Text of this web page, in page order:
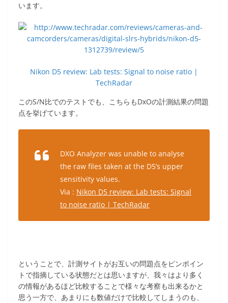
います。
Nikon D5 review: Lab tests: Signal to noise ratio |
TechRadar
このS/N比でのテストでも、こちらもDxOの計測結果の問題
点を挙げています。
DXO Analyzer was unable to analyse
the raw files taken at the D5’s upper
sensitivity values.
Via : Nikon D5 review: Lab tests: Signal
to noise ratio | TechRadar
ということで、計測サイトがお互いの問題点をピンポイン
トで指摘している状態だとは思いますが、我々はより多く
の情報があるほど比較することで様々な考察も出来るかと
思う一方で、あまりにも数値だけで比較してしまうのも、